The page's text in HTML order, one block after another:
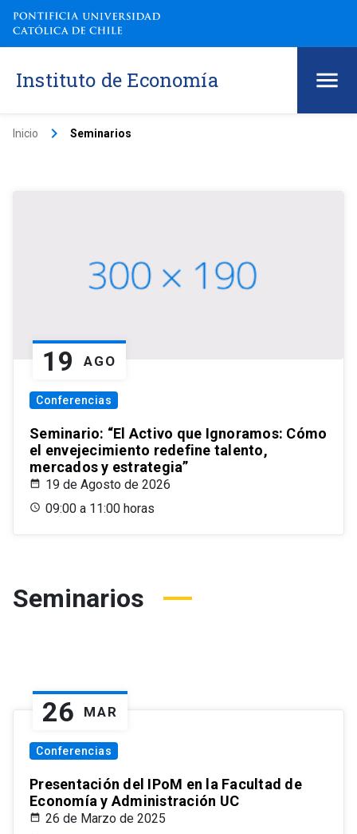
Instituto de Economía
Inicio keyboard_arrow_right Seminarios
19 AGO
Conferencias
Seminario: “El Activo que Ignoramos: Cómo
el envejecimiento redefine talento,
mercados y estrategia”
19 de Agosto de 2026
09:00 a 11:00 horas
Seminarios
26 MAR
Conferencias
Presentación del IPoM en la Facultad de
Economía y Administración UC
26 de Marzo de 2025